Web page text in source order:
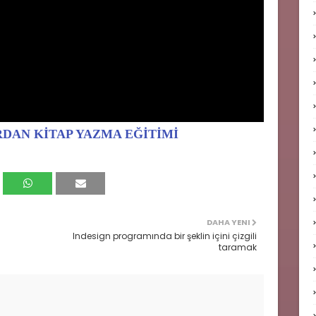
KİTAP YAZMA EĞİTİMİ
DAHA YENI
Indesign programında bir şeklin içini çizgili
taramak